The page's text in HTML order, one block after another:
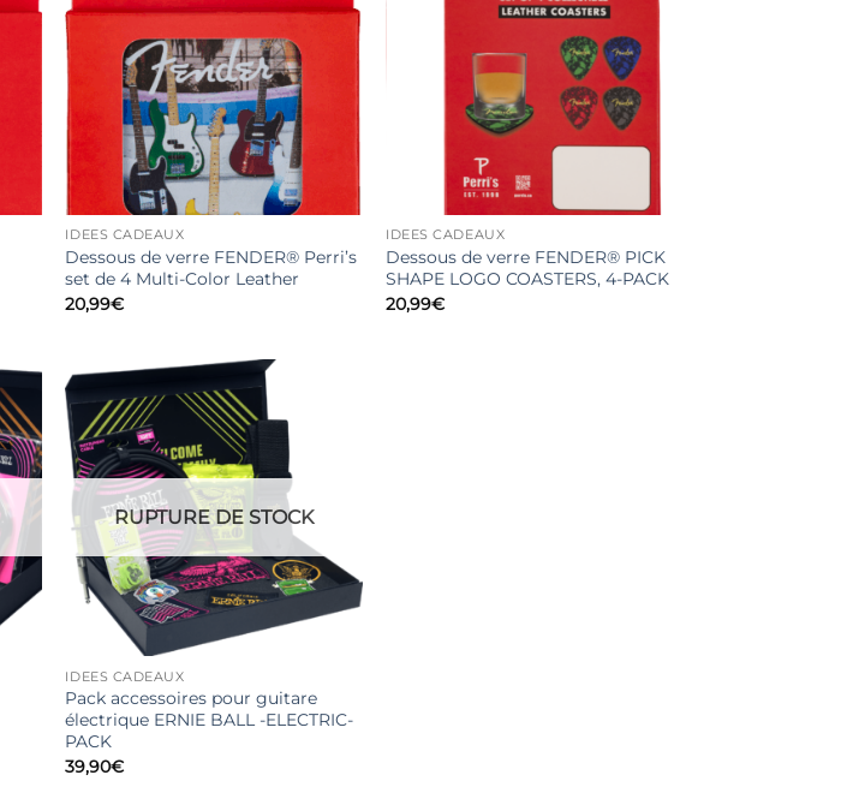
IDEES CADEAUX
Dessous de verre FENDER® Perri’s
set de 4 Multi-Color Leather
20,99€
IDEES CADEAUX
Dessous de verre FENDER® PICK
SHAPE LOGO COASTERS, 4-PACK
20,99€
RUPTURE DE STOCK
IDEES CADEAUX
Pack accessoires pour guitare
électrique ERNIE BALL -ELECTRIC-
PACK
39,90€